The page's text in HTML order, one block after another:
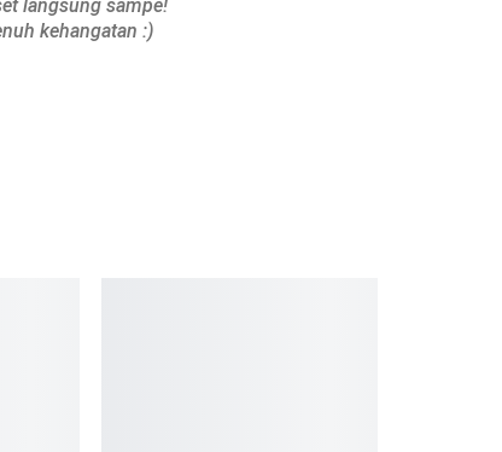
langsung sampe!
kehangatan :)